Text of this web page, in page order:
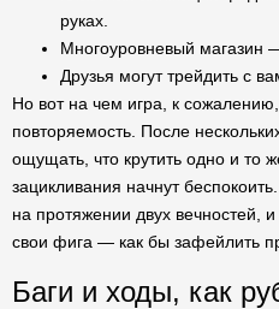
руках.
Многоуровневый магазин
Друзья могут трейдить с
Но вот на чем игра, к
повторяемость. После
ощущать, что крутить одно и то
зацикливания начнут
на протяжении двух вечностей,
свои фига — как бы зафейлить
Баги и ходы, как